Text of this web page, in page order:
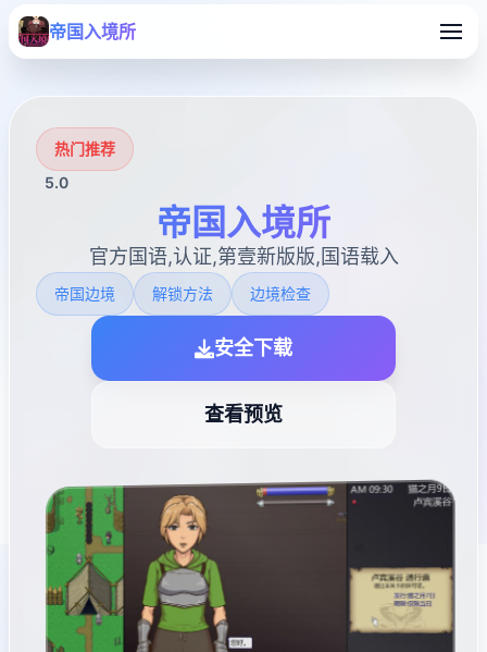
帝国入境所
热门推荐
5.0
帝国入境所
官方国语,认证,第壹新版版,国语载入
帝国边境 解锁方法 边境检查
安全下载
查看预览